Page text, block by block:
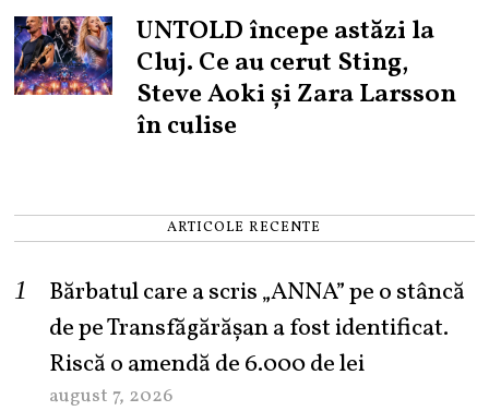
UNTOLD începe astăzi la
Cluj. Ce au cerut Sting,
Steve Aoki și Zara Larsson
în culise
ARTICOLE RECENTE
Bărbatul care a scris „ANNA” pe o stâncă
de pe Transfăgărășan a fost identificat.
Riscă o amendă de 6.000 de lei
august 7, 2026